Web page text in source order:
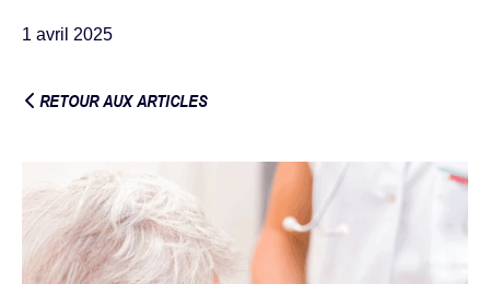
1 avril 2025
RETOUR AUX ARTICLES